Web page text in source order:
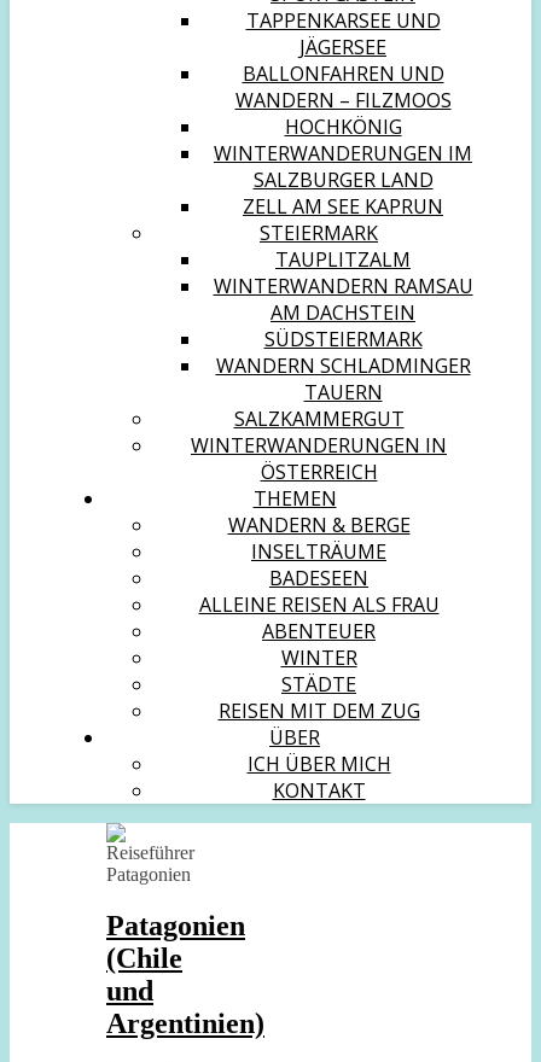
TAPPENKARSEE UND
JÄGERSEE
BALLONFAHREN UND
WANDERN – FILZMOOS
HOCHKÖNIG
WINTERWANDERUNGEN IM
SALZBURGER LAND
ZELL AM SEE KAPRUN
STEIERMARK
TAUPLITZALM
WINTERWANDERN RAMSAU
AM DACHSTEIN
SÜDSTEIERMARK
WANDERN SCHLADMINGER
TAUERN
SALZKAMMERGUT
WINTERWANDERUNGEN IN
ÖSTERREICH
THEMEN
WANDERN & BERGE
INSELTRÄUME
BADESEEN
ALLEINE REISEN ALS FRAU
ABENTEUER
WINTER
STÄDTE
REISEN MIT DEM ZUG
ÜBER
ICH ÜBER MICH
KONTAKT
Patagonien
(Chile
und
Argentinien)